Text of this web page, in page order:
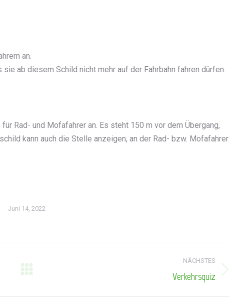
an.
ab diesem Schild nicht mehr auf der Fahrbahn fahren dürfen.
Rad- und Mofafahrer an. Es steht 150 m vor dem Übergang,
kann auch die Stelle anzeigen, an der Rad- bzw. Mofafahrer
Juni 14, 2022
NÄCHSTES
Verkehrsquiz